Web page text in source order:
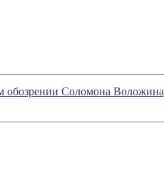
обозрении Соломона Воложина